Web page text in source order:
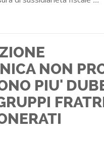
NON
PIU'